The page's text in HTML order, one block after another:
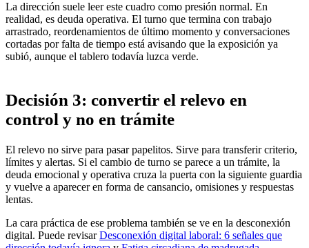
La dirección suele leer este cuadro como presión normal. En
realidad, es deuda operativa. El turno que termina con trabajo
arrastrado, reordenamientos de último momento y conversaciones
cortadas por falta de tiempo está avisando que la exposición ya
subió, aunque el tablero todavía luzca verde.
Decisión 3: convertir el relevo en
control y no en trámite
El relevo no sirve para pasar papelitos. Sirve para transferir criterio,
límites y alertas. Si el cambio de turno se parece a un trámite, la
deuda emocional y operativa cruza la puerta con la siguiente guardia
y vuelve a aparecer en forma de cansancio, omisiones y respuestas
lentas.
La cara práctica de ese problema también se ve en la desconexión
digital. Puede revisarDesconexión digital laboral: 6 señales que